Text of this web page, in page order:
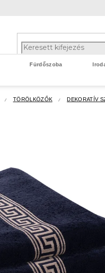
Fürdőszoba
TÖRÖLKÖZŐK DEKORATÍV